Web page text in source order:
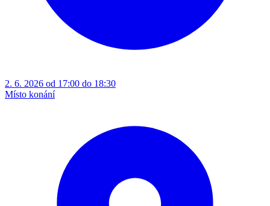
2. 6. 2026 od 17:00 do 18:30
Místo konání